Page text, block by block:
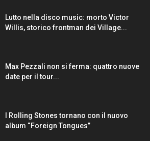
Lutto nella disco music: morto Victor
Willis, storico frontman dei Village...
Max Pezzali non si ferma: quattro nuove
date per il tour...
I Rolling Stones tornano con il nuovo
album “Foreign Tongues”